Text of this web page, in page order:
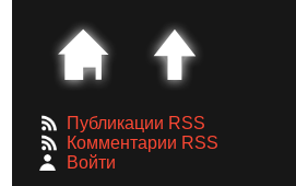
Публикации RSS
Комментарии RSS
Войти